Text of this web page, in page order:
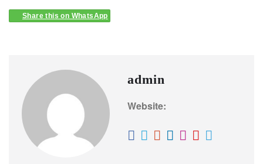
Share this on WhatsApp
admin
Website: